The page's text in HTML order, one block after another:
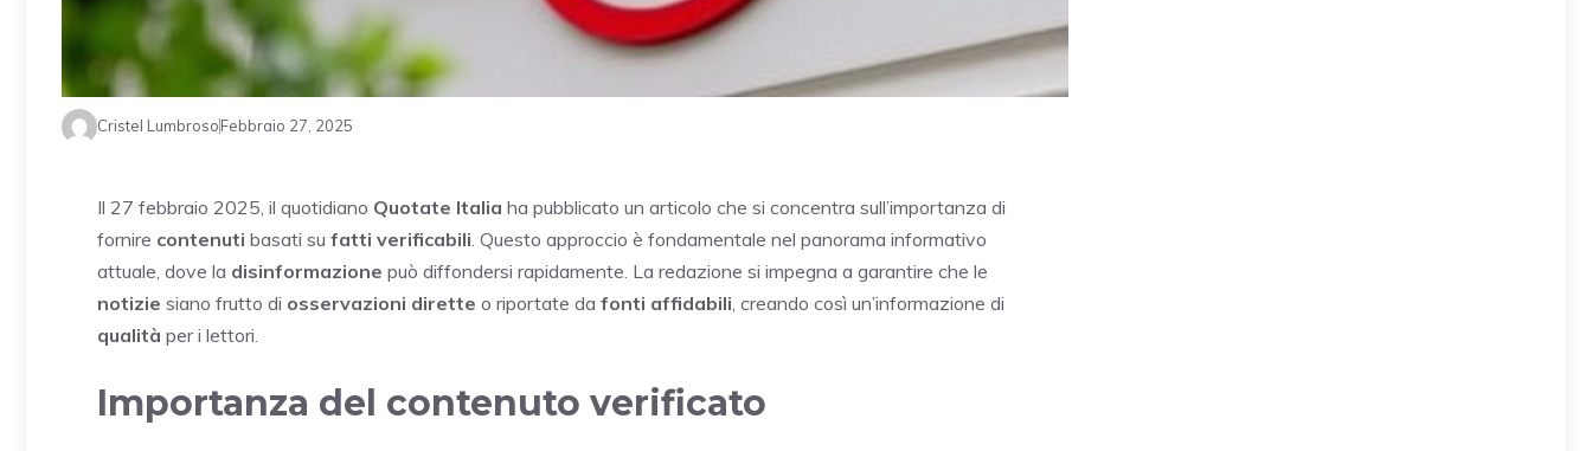
Cristel LumbrosoFebbraio 27, 2025
Il 27 febbraio 2025, il quotidiano Quotate Italia ha pubblicato un articolo che si concentra sull’importanza di
fornire contenuti basati su fatti verificabili . Questo approccio è fondamentale nel panorama informativo
attuale, dove la disinformazione può diffondersi rapidamente. La redazione si impegna a garantire che le
notizie siano frutto di osservazioni dirette o riportate da fonti affidabili , creando così un’informazione di
qualità per i lettori.
Importanza del contenuto verificato